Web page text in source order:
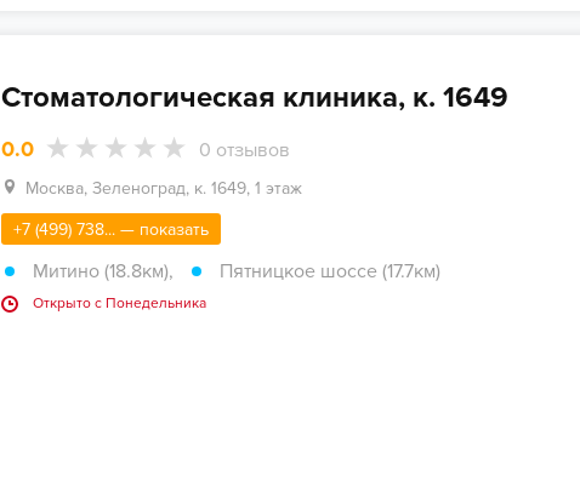
Стоматологическая клиника, к. 1649
0.0 0 отзывов
Москва, Зеленоград, к. 1649, 1 этаж
+7 (499) 738... — показать
Митино (18.8км), Пятницкое шоссе (17.7км)
Открыто c Понедельника